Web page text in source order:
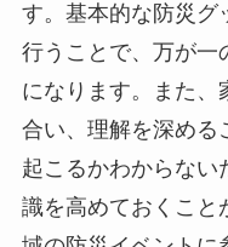
す。基本的な防災グ
行うことで、万が一
になります。また、
合い、理解を深める
起こるかわからない
識を高めておくこと